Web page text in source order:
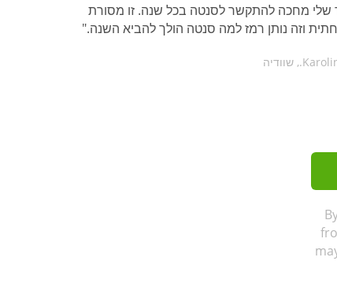
שלי מחכה להתקשר לסנטה בכל שנה. זו מסורת
וזה נותן רמז למה סנטה הולך להביא השנה."